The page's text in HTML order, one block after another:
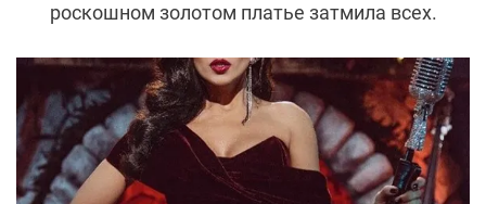
роскошном золотом платье затмила всех.
взрослых детей и уже в статусе бабушки. В
чем секрет прекрасной формы известного
гинеколога — хорошая генетика и уход за
собой или все же пластическая хирургия?